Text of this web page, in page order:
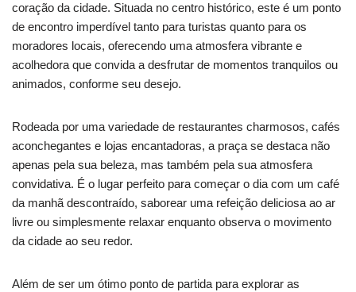
coração da cidade. Situada no centro histórico, este é um ponto
de encontro imperdível tanto para turistas quanto para os
moradores locais, oferecendo uma atmosfera vibrante e
acolhedora que convida a desfrutar de momentos tranquilos ou
animados, conforme seu desejo.
Rodeada por uma variedade de restaurantes charmosos, cafés
aconchegantes e lojas encantadoras, a praça se destaca não
apenas pela sua beleza, mas também pela sua atmosfera
convidativa. É o lugar perfeito para começar o dia com um café
da manhã descontraído, saborear uma refeição deliciosa ao ar
livre ou simplesmente relaxar enquanto observa o movimento
da cidade ao seu redor.
Além de ser um ótimo ponto de partida para explorar as